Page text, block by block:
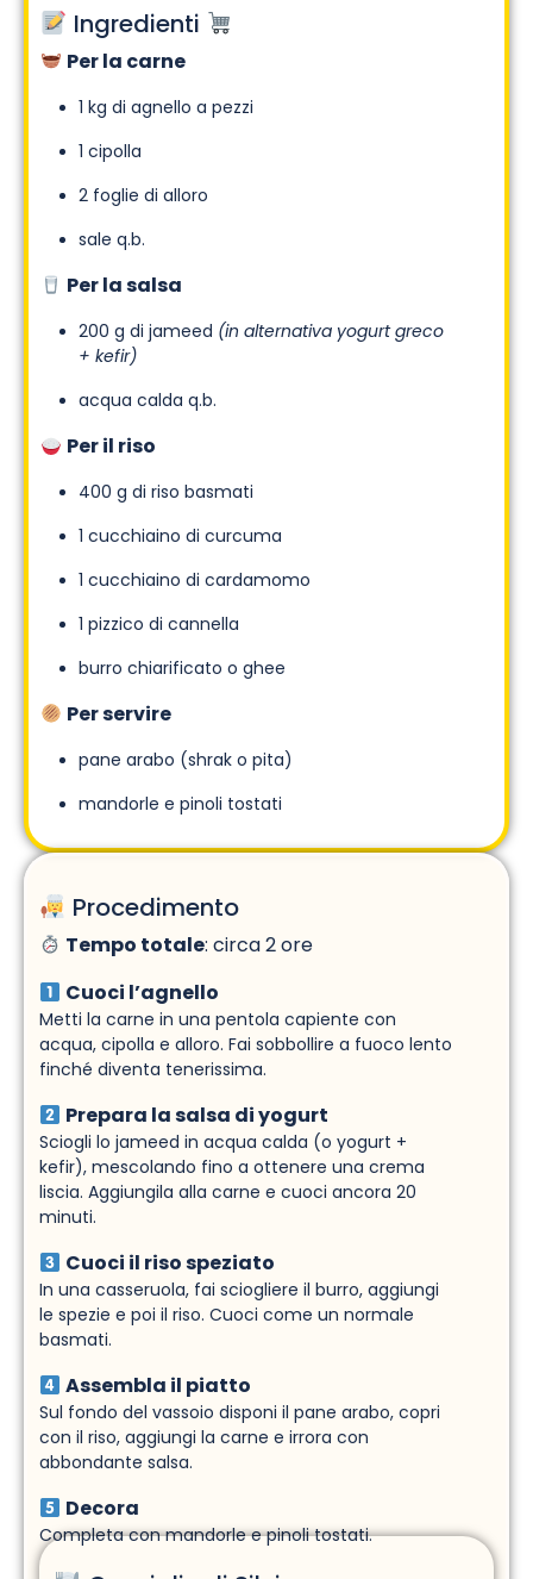
Ingredienti
Per la carne
1 kg di agnello a pezzi
1 cipolla
2 foglie di alloro
sale q.b.
Per la salsa
200 g di jameed (in alternativa yogurt greco
+ kefir)
acqua calda q.b.
Per il riso
400 g di riso basmati
1 cucchiaino di curcuma
1 cucchiaino di cardamomo
1 pizzico di cannella
burro chiarificato o ghee
Per servire
pane arabo (shrak o pita)
mandorle e pinoli tostati
Procedimento
Tempo totale: circa 2 ore
Cuoci l’agnello
Metti la carne in una pentola capiente con
acqua, cipolla e alloro. Fai sobbollire a fuoco lento
finché diventa tenerissima.
Prepara la salsa di yogurt
Sciogli lo jameed in acqua calda (o yogurt +
kefir), mescolando fino a ottenere una crema
liscia. Aggiungila alla carne e cuoci ancora 20
minuti.
Cuoci il riso speziato
In una casseruola, fai sciogliere il burro, aggiungi
le spezie e poi il riso. Cuoci come un normale
basmati.
Assembla il piatto
Sul fondo del vassoio disponi il pane arabo, copri
con il riso, aggiungi la carne e irrora con
abbondante salsa.
Decora
Completa con mandorle e pinoli tostati.